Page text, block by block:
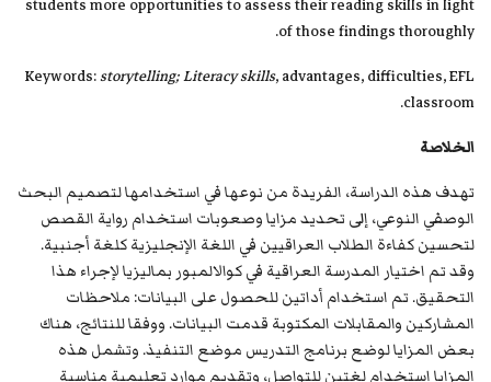
students more opportunities to assess their reading skills in light
of those findings thoroughly.
Keywords:storytelling; Literacy skills, advantages, difficulties, EFL
classroom.
الخلاصة
تهدف هذه الدراسة، الفريدة من نوعها في استخدامها لتصميم البحث
الوصفي النوعي، إلى تحديد مزايا وصعوبات استخدام رواية القصص
لتحسين كفاءة الطلاب العراقيين في اللغة الإنجليزية كلغة أجنبية.
وقد تم اختيار المدرسة العراقية في كوالالمبور بماليزيا لإجراء هذا
التحقيق. تم استخدام أداتين للحصول على البيانات: ملاحظات
المشاركين والمقابلات المكتوبة قدمت البيانات. ووفقا للنتائج، هناك
بعض المزايا لوضع برنامج التدريس موضع التنفيذ. وتشمل هذه
المزايا استخدام لغتين للتواصل، وتقديم موارد تعليمية مناسبة